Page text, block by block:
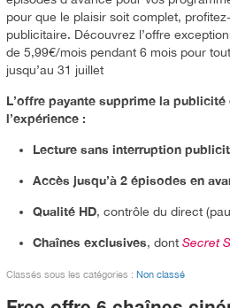
pour que le plaisir soit complet,
publicitaire. Découvrez l’offre
de 5,99€/mois pendant 6 mois pour
jusqu’au 31 juillet
L’offre payante supprime la
l’expérience :
Lecture sans interruption
Accès jusqu’à 2 épisodes en
Qualité HD, contrôle du direct
Chaînes exclusives, dont Secret
Classés sous les catégories : Non classé